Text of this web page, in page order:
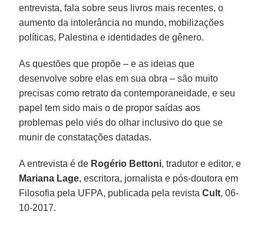
entrevista, fala sobre seus livros mais recentes, o
aumento da intolerância no mundo, mobilizações
políticas, Palestina e identidades de gênero.
As questões que propõe – e as ideias que
desenvolve sobre elas em sua obra – são muito
precisas como retrato da contemporaneidade, e seu
papel tem sido mais o de propor saídas aos
problemas pelo viés do olhar inclusivo do que se
munir de constatações datadas.
A entrevista é de Rogério Bettoni, tradutor e editor, e
Mariana Lage, escritora, jornalista e pós-doutora em
Filosofia pela UFPA, publicada pela revistaCult, 06-
10-2017.